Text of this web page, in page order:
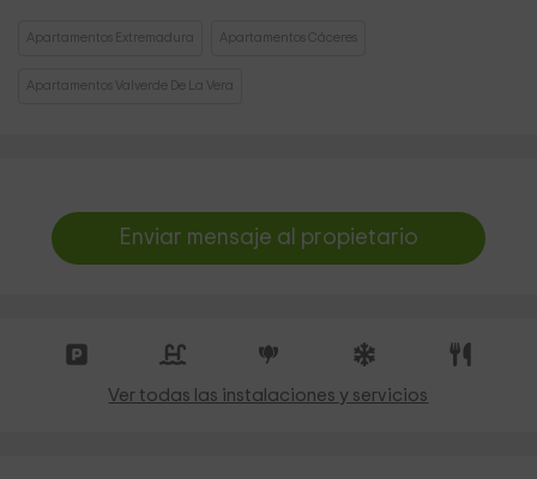
Apartamentos Extremadura Apartamentos Cáceres
Apartamentos Valverde De La Vera
Enviar mensaje al propietario
Ver todas las instalaciones y servicios